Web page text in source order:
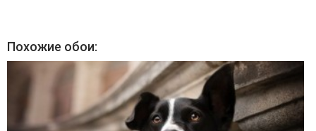
Похожие обои: